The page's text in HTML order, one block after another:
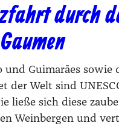
durch
und Guimarães sowie
der Welt sind
ließe sich diese
Weinbergen und